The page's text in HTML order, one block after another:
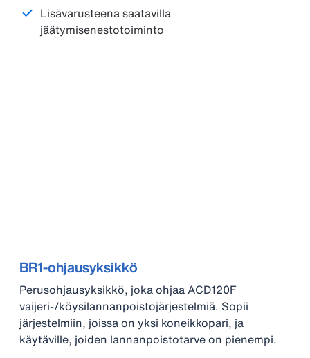
Lisävarusteena saatavilla
jäätymisenestotoiminto
BR1-ohjausyksikkö
Perusohjausyksikkö, joka ohjaa ACD120F
vaijeri-/köysilannanpoistojärjestelmiä. Sopii
järjestelmiin, joissa on yksi koneikkopari, ja
käytäville, joiden lannanpoistotarve on pienempi.